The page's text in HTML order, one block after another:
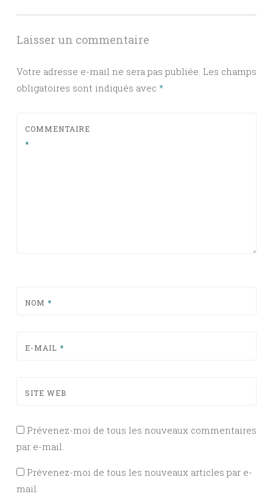
Laisser un commentaire
Votre adresse e-mail ne sera pas publiée. Les champs
obligatoires sont indiqués avec *
COMMENTAIRE
*
NOM *
E-MAIL *
SITE WEB
Prévenez-moi de tous les nouveaux commentaires
par e-mail.
Prévenez-moi de tous les nouveaux articles par e-
mail.